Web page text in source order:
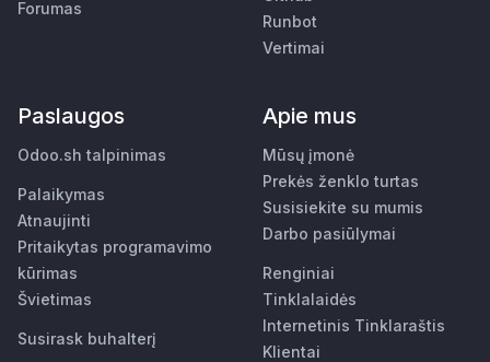
Forumas
Runbot
Vertimai
Paslaugos
Odoo.sh talpinimas
Palaikymas
Atnaujinti
Pritaikytas programavimo
kūrimas
Švietimas
Susirask buhalterį
Apie mus
Mūsų įmonė
Prekės ženklo turtas
Susisiekite su mumis
Darbo pasiūlymai
Renginiai
Tinklalaidės
Internetinis Tinklaraštis
Klientai